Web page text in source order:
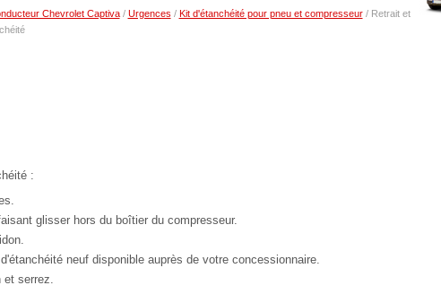
Chevrolet Captiva/ Urgences / Kit d'étanchéité pour pneu et compresseur/ Retrait et
:
glisser hors du boîtier du compresseur.
neuf disponible auprès de votre concessionnaire.
et serrez.